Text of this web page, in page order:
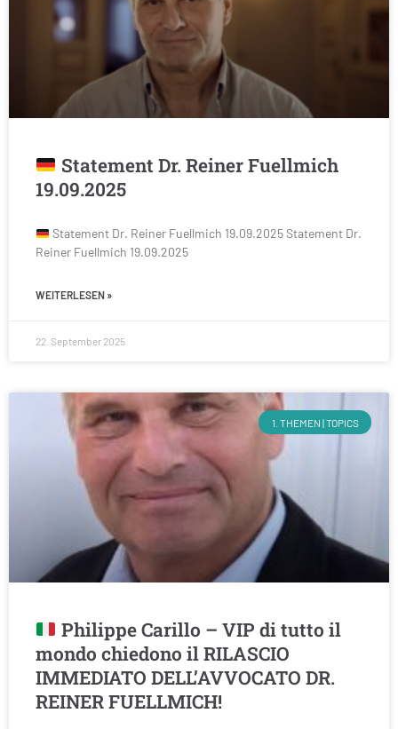
Statement Dr. Reiner Fuellmich
19.09.2025
Statement Dr. Reiner Fuellmich 19.09.2025 Statement Dr.
Reiner Fuellmich 19.09.2025
WEITERLESEN »
22. September 2025
1. THEMEN | TOPICS
Philippe Carillo – VIP di tutto il
mondo chiedono il RILASCIO
IMMEDIATO DELL’AVVOCATO DR.
REINER FUELLMICH!